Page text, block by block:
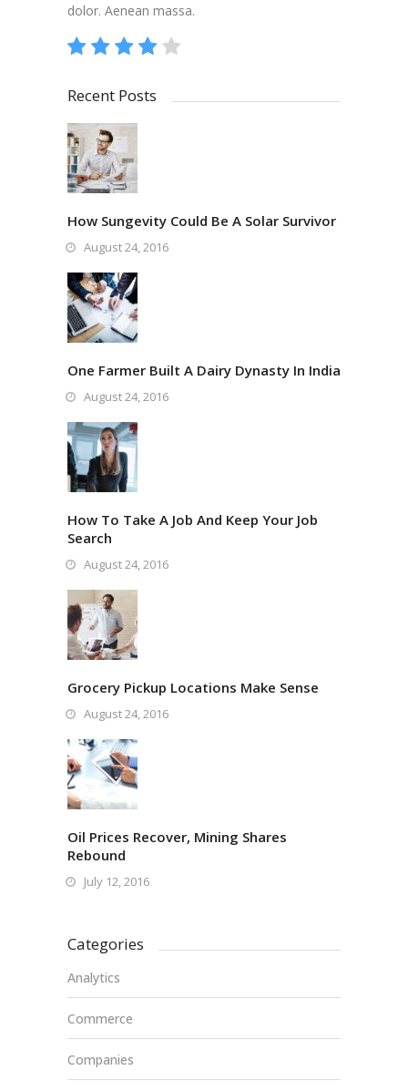
dolor. Aenean massa.
Recent Posts
How Sungevity Could Be A Solar Survivor
August 24, 2016
One Farmer Built A Dairy Dynasty In India
August 24, 2016
How To Take A Job And Keep Your Job
Search
August 24, 2016
Grocery Pickup Locations Make Sense
August 24, 2016
Oil Prices Recover, Mining Shares
Rebound
July 12, 2016
Categories
Analytics
Commerce
Companies